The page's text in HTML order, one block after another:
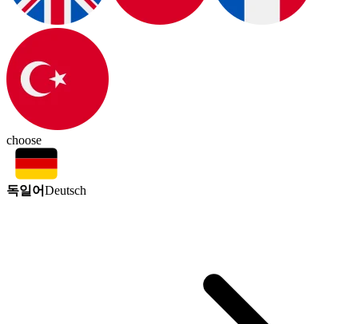
choose
독일어Deutsch